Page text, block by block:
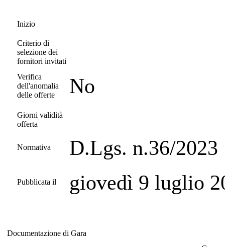
Inizio
Criterio di
selezione dei
fornitori invitati
Verifica
dell'anomalia
delle offerte
No
Giorni validità
offerta
Normativa D.Lgs. n.36/2023
Pubblicata il giovedì 9 luglio
Documentazione di Gara